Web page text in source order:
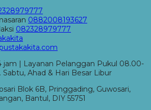
0882008193627
082328979777
jam | Layanan Pelanggan Pukul 08.00-
Sabtu, Ahad & Hari Besar Libur
Blok 6B, Pringgading, Guwosari,
Bantul, DIY 55751